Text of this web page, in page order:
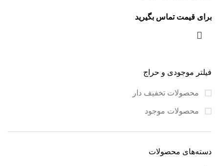
فیلتر موجودی و حراج
محصولات تخفیف دار
محصولات موجود
دسته‌های محصولات
برای قیمت تماس بگیرید